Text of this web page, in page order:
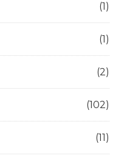
(1)
(1)
(2)
(102)
(11)